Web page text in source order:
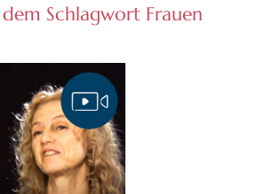
Schlagwort Frauen